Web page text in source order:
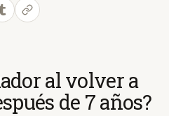
al volver a
de 7 años?